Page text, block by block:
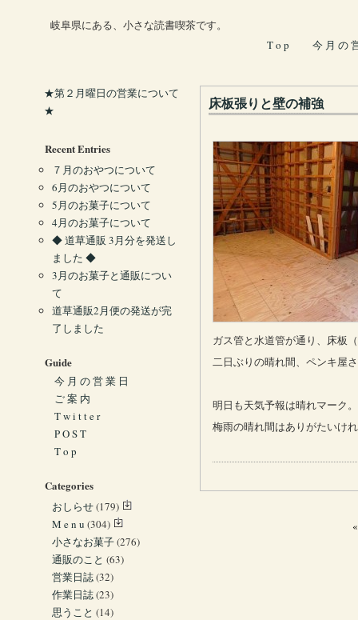
岐阜県にある、小さな読書喫茶です。
T o p
今 月 の
床板張りと壁の補強
ガス管と水道管が通り、床板
二日ぶりの晴れ間、ペンキ屋
明日も天気予報は晴れマーク。
梅雨の晴れ間はありがたいけ
★第２月曜日の営業について
★
Recent Entries
７月のおやつについて
6月のおやつについて
5月のお菓子について
4月のお菓子について
◆ 道草通販 3月分を発送し
ました ◆
3月のお菓子と通販につい
て
道草通販2月便の発送が完
了しました
Guide
今 月 の 営 業 日
ご 案 内
T w i t t e r
P O S T
T o p
Categories
おしらせ(179)
M e n u (304)
小さなお菓子(276)
通販のこと (63)
営業日誌(32)
作業日誌(23)
思うこと (14)